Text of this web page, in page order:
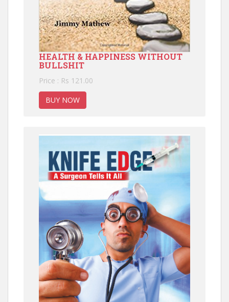
HEALTH & HAPPINESS WITHOUT
BULLSHIT
Price : Rs 121.00
BUY NOW